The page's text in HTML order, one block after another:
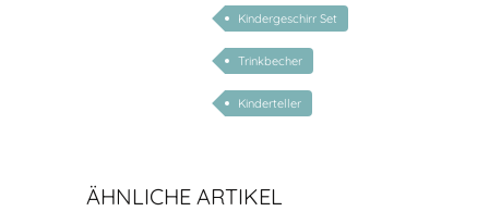
Kindergeschirr Set
Trinkbecher
Kinderteller
ÄHNLICHE ARTIKEL